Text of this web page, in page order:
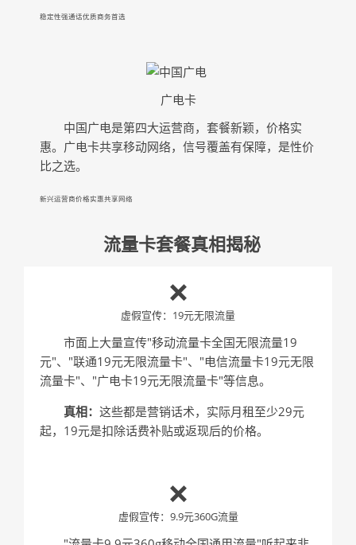
稳定性强通话优质商务首选
广电卡
中国广电是第四大运营商，套餐新颖，价格实
惠。广电卡共享移动网络，信号覆盖有保障，是性价
比之选。
新兴运营商价格实惠共享网络
流量卡套餐真相揭秘
❌
虚假宣传：19元无限流量
市面上大量宣传"移动流量卡全国无限流量19
元"、"联通19元无限流量卡"、"电信流量卡19元无限
流量卡"、"广电卡19元无限流量卡"等信息。
真相： 这些都是营销话术，实际月租至少29元
起，19元是扣除话费补贴或返现后的价格。
❌
虚假宣传：9.9元360G流量